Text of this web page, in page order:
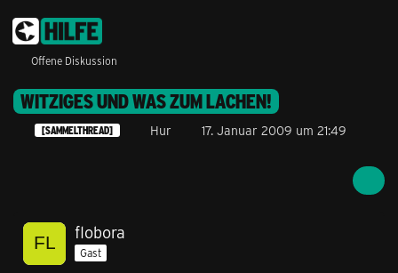
Offene Diskussion
WITZIGES UND WAS ZUM LACHEN!
[SAMMELTHREAD] Hur 17. Januar 2009 um 21:49
flobora
Gast